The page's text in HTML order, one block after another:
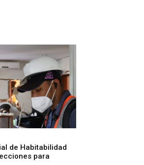
de Habitabilidad
para